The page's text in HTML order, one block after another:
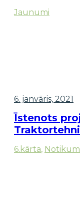
Jaunumi
6. janvāris, 2021
Īstenots
6.kārta,